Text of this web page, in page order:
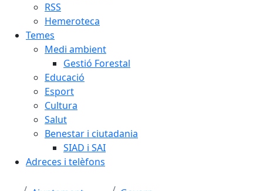
RSS
Hemeroteca
Temes
Medi ambient
Gestió Forestal
Educació
Esport
Cultura
Salut
Benestar i ciutadania
SIAD i SAI
Adreces i telèfons